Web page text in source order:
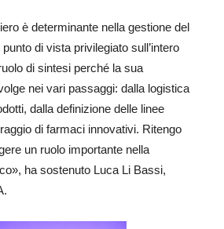
è determinante nella gestione del
di vista privilegiato sull’intero
di sintesi perché la sua
nei vari passaggi: dalla logistica
dalla definizione delle linee
di farmaci innovativi. Ritengo
un ruolo importante nella
ha sostenuto Luca Li Bassi,